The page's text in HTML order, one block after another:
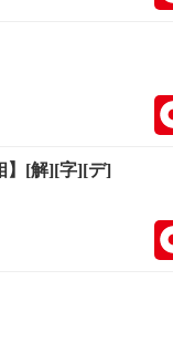
】[解][字][デ]